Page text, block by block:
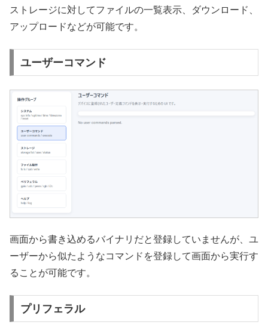
ストレージに対してファイルの一覧表示、ダウンロード、
アップロードなどが可能です。
ユーザーコマンド
画面から書き込めるバイナリだと登録していませんが、ユ
ーザーから似たようなコマンドを登録して画面から実行す
ることが可能です。
プリフェラル